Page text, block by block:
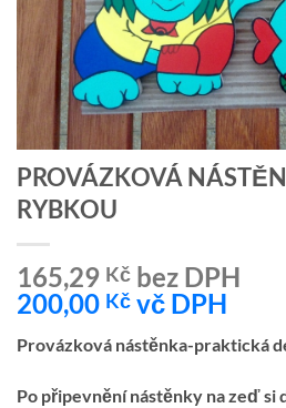
PROVÁZKOVÁ
RYBKOU
165,29 Kč bez DPH
200,00 Kč vč DPH
Provázková nástěnka-praktická
Po připevnění nástěnky na zeď